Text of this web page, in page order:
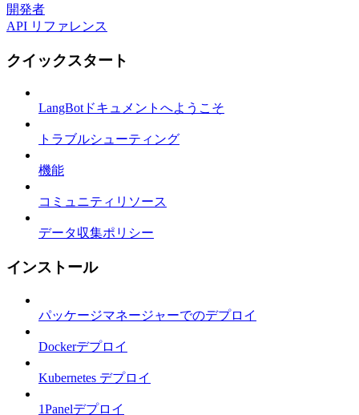
開発者
API リファレンス
クイックスタート
LangBotドキュメントへようこそ
トラブルシューティング
機能
コミュニティリソース
データ収集ポリシー
インストール
パッケージマネージャーでのデプロイ
Dockerデプロイ
Kubernetes デプロイ
1Panelデプロイ